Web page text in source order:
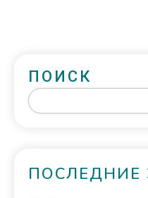
ПОИСК
ПОСЛЕДНИЕ